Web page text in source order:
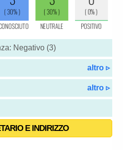
Negativo (3)
altro ▹
altro ▹
E INDIRIZZO